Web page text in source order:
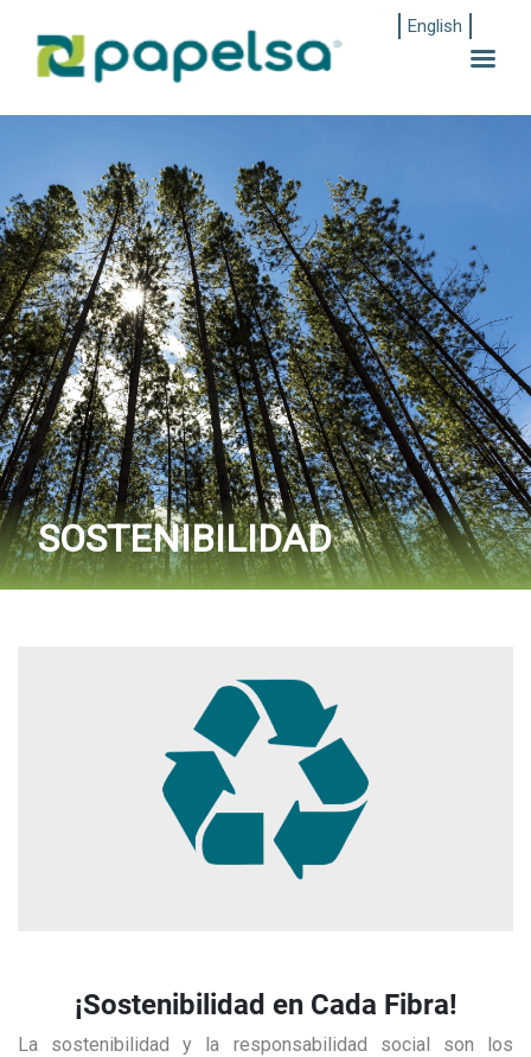
English
SOSTENIBILIDAD
¡Sostenibilidad en Cada Fibra!
La sostenibilidad y la responsabilidad social son los